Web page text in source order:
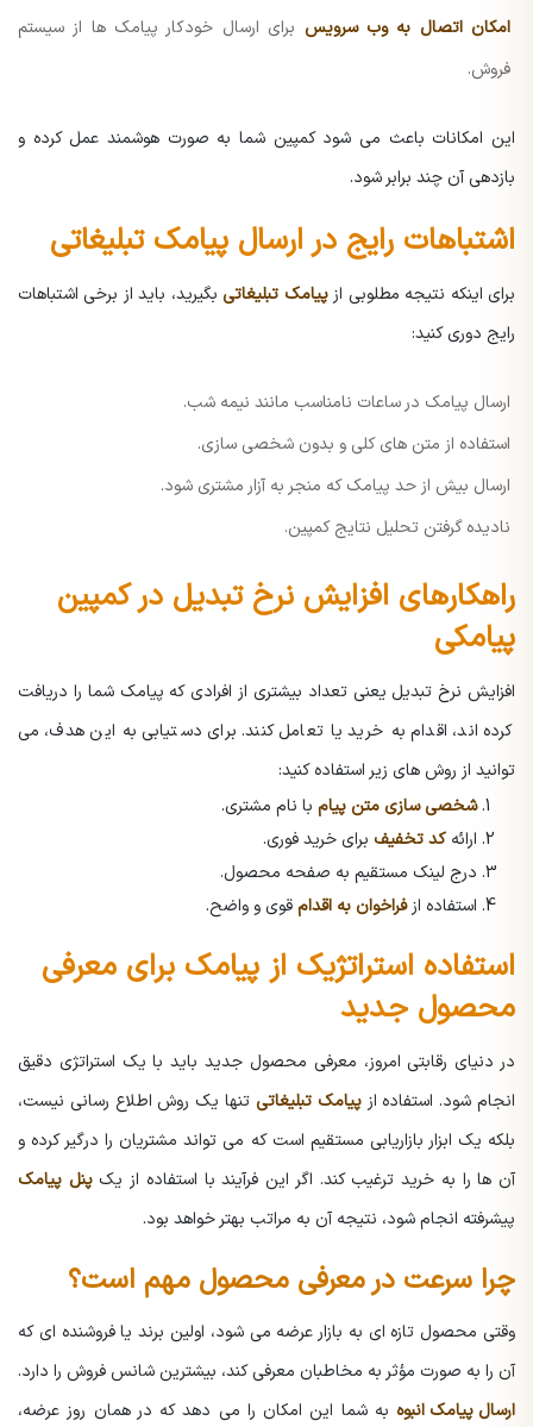
امکان اتصال به وب سرویس برای ارسال خودکار پیامک ها از سیستم
فروش.
این امکانات باعث می شود کمپین شما به صورت هوشمند عمل کرده و
بازدهی آن چند برابر شود.
اشتباهات رایج در ارسال پیامک تبلیغاتی
برای اینکه نتیجه مطلوبی ازپیامک تبلیغاتیبگیرید، باید از برخی اشتباهات
رایج دوری کنید:
ارسال پیامک در ساعات نامناسب مانند نیمه شب.
استفاده از متن های کلی و بدون شخصی سازی.
ارسال بیش از حد پیامک که منجر به آزار مشتری شود.
نادیده گرفتن تحلیل نتایج کمپین.
راهکارهای افزایش نرخ تبدیل در کمپین
پیامکی
افزایش نرخ تبدیل یعنی تعداد بیشتری از افرادی که پیامک شما را دریافت
کرده اند، اقدام به خرید یا تعامل کنند. برای دستیابی به این هدف، می
توانید از روش های زیر استفاده کنید:
شخصی سازی متن پیام با نام مشتری.
ارائه کد تخفیف برای خرید فوری.
درج لینک مستقیم به صفحه محصول.
استفاده ازفراخوان به اقدامقوی و واضح.
استفاده استراتژیک از پیامک برای معرفی
محصول جدید
در دنیای رقابتی امروز، معرفی محصول جدید باید با یک استراتژی دقیق
انجام شود. استفاده ازپیامک تبلیغاتی تنها یک روش اطلاع رسانی نیست،
بلکه یک ابزار بازاریابی مستقیم است که می تواند مشتریان را درگیر کرده و
آن ها را به خرید ترغیب کند. اگر این فرآیند با استفاده از یکپنل پیامک
پیشرفته انجام شود، نتیجه آن به مراتب بهتر خواهد بود.
چرا سرعت در معرفی محصول مهم است؟
وقتی محصول تازه ای به بازار عرضه می شود، اولین برند یا فروشنده ای که
آن را به صورت مؤثر به مخاطبان معرفی کند، بیشترین شانس فروش را دارد.
ارسال پیامک انبوه به شما این امکان را می دهد که در همان روز عرضه،